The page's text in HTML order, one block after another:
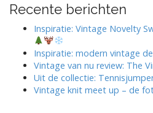
Recente berichten
Inspiratie: Vintage Novelty
Inspiratie: modern vintage
Vintage van nu review: The
Uit de collectie:
Vintage knit meet up – de